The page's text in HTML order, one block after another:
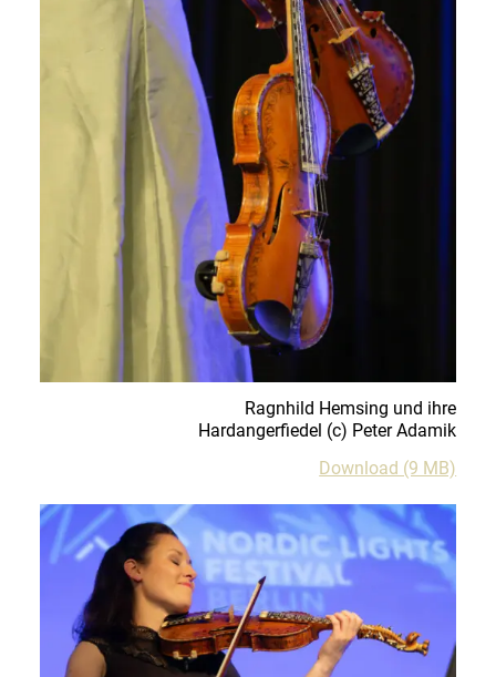
Ragnhild Hemsing und ihre
Hardangerfiedel (c) Peter Adamik
Download (9 MB)